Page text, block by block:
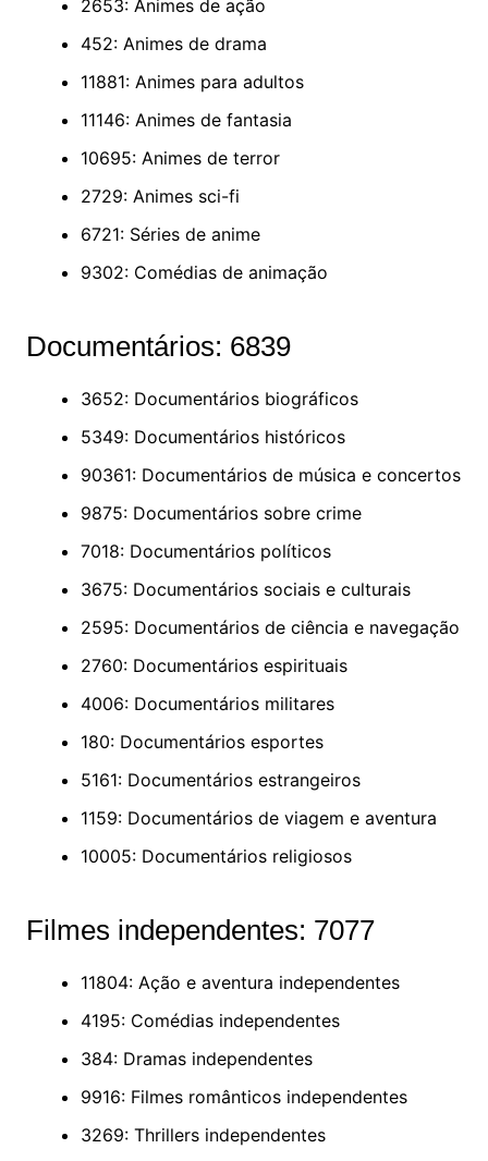
2653: Animes de ação
452: Animes de drama
11881: Animes para adultos
11146: Animes de fantasia
10695: Animes de terror
2729: Animes sci-fi
6721: Séries de anime
9302: Comédias de animação
Documentários: 6839
3652: Documentários biográficos
5349: Documentários históricos
90361: Documentários de música e concertos
9875: Documentários sobre crime
7018: Documentários políticos
3675: Documentários sociais e culturais
2595: Documentários de ciência e navegação
2760: Documentários espirituais
4006: Documentários militares
180: Documentários esportes
5161: Documentários estrangeiros
1159: Documentários de viagem e aventura
10005: Documentários religiosos
Filmes independentes: 7077
11804: Ação e aventura independentes
4195: Comédias independentes
384: Dramas independentes
9916: Filmes românticos independentes
3269: Thrillers independentes